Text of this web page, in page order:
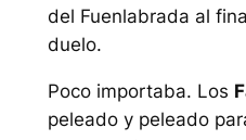
del Fuenlabrada al
duelo.
Poco importaba. Los
peleado y peleado